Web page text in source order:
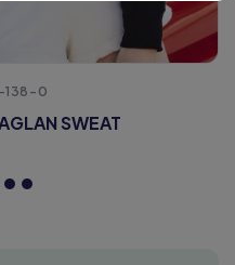
138-0
SWEAT